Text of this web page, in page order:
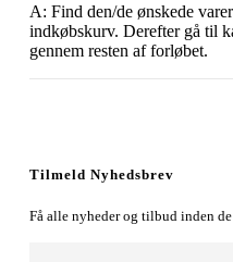
A: Find den/de ønskede
indkøbskurv. Derefter gå til
gennem resten af forløbet.
Tilmeld Nyhedsbrev
Få alle nyheder og tilbud inden